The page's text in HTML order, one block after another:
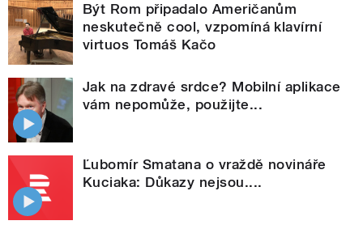
Být Rom připadalo Američanům
neskutečně cool, vzpomíná klavírní
virtuos Tomáš Kačo
Jak na zdravé srdce? Mobilní aplikace
vám nepomůže, použijte...
Ľubomír Smatana o vraždě novináře
Kuciaka: Důkazy nejsou....